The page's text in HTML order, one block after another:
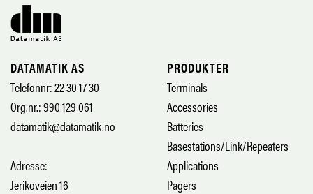
DATAMATIK AS
Telefonnr: 22 30 17 30
Org.nr.: 990 129 061
datamatik@datamatik.no
Adresse:
Jerikoveien 16
PRODUKTER
Terminals
Accessories
Batteries
Basestations/Link/Repeaters
Applications
Pagers